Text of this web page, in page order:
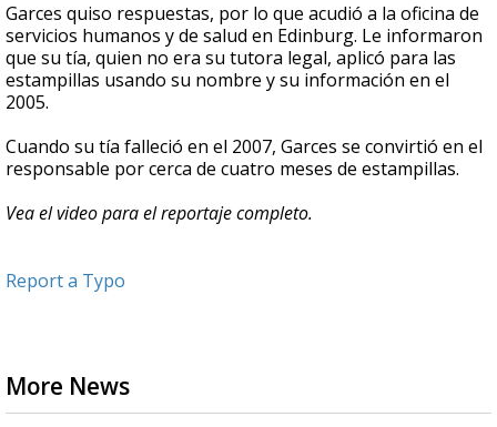
Garces quiso respuestas, por lo que acudió a la oficina de
servicios humanos y de salud en Edinburg. Le informaron
que su tía, quien no era su tutora legal, aplicó para las
estampillas usando su nombre y su información en el
2005.
Cuando su tía falleció en el 2007, Garces se convirtió en el
responsable por cerca de cuatro meses de estampillas.
Vea el video para el reportaje completo.
Report a Typo
More News